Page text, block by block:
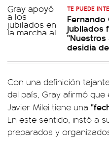
TE PUEDE
Fernando
jubilados
desidia
Con una definición
del país, Gray afirmó
Javier Milei tiene una
En este sentido, instó a
preparados y